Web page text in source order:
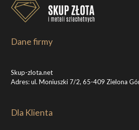
Dane firmy
Skup-zlota.net
Adres: ul. Moniuszki 7/2, 65-409 Zielona
Dla Klienta